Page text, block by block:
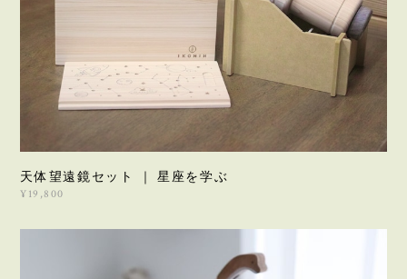
天体望遠鏡セット ｜ 星座を学ぶ
¥19,800